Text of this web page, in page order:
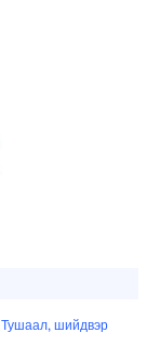
Тушаал, шийдвэр